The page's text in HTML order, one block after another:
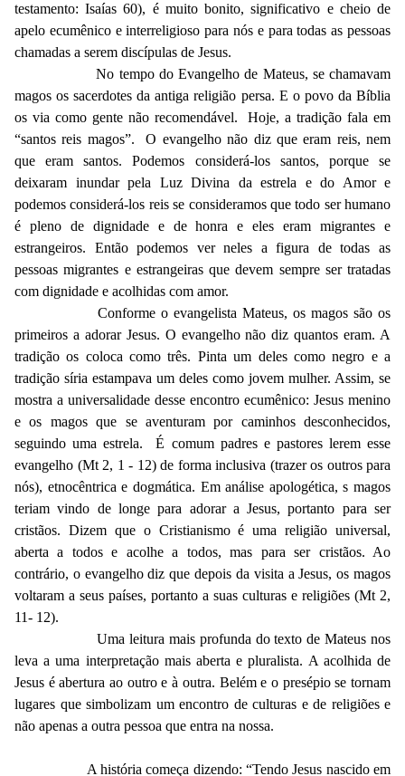
testamento: Isaías 60), é muito bonito, significativo e cheio de
apelo ecumênico e interreligioso para nós e para todas as pessoas
chamadas a serem discípulas de Jesus.
No tempo do Evangelho de Mateus, se chamavam
magos os sacerdotes da antiga religião persa. E o povo da Bíblia
os via como gente não recomendável. Hoje, a tradição fala em
“santos reis magos”. O evangelho não diz que eram reis, nem
que eram santos. Podemos considerá-los santos, porque se
deixaram inundar pela Luz Divina da estrela e do Amor e
podemos considerá-los reis se consideramos que todo ser humano
é pleno de dignidade e de honra e eles eram migrantes e
estrangeiros. Então podemos ver neles a figura de todas as
pessoas migrantes e estrangeiras que devem sempre ser tratadas
com dignidade e acolhidas com amor.
Conforme o evangelista Mateus, os magos são os
primeiros a adorar Jesus. O evangelho não diz quantos eram. A
tradição os coloca como três. Pinta um deles como negro e a
tradição síria estampava um deles como jovem mulher. Assim, se
mostra a universalidade desse encontro ecumênico: Jesus menino
e os magos que se aventuram por caminhos desconhecidos,
seguindo uma estrela. É comum padres e pastores lerem esse
evangelho (Mt 2, 1 - 12) de forma inclusiva (trazer os outros para
nós), etnocêntrica e dogmática. Em análise apologética, s magos
teriam vindo de longe para adorar a Jesus, portanto para ser
cristãos. Dizem que o Cristianismo é uma religião universal,
aberta a todos e acolhe a todos, mas para ser cristãos. Ao
contrário, o evangelho diz que depois da visita a Jesus, os magos
voltaram a seus países, portanto a suas culturas e religiões (Mt 2,
11- 12).
Uma leitura mais profunda do texto de Mateus nos
leva a uma interpretação mais aberta e pluralista. A acolhida de
Jesus é abertura ao outro e à outra. Belém e o presépio se tornam
lugares que simbolizam um encontro de culturas e de religiões e
não apenas a outra pessoa que entra na nossa.
A história começa dizendo: “Tendo Jesus nascido em